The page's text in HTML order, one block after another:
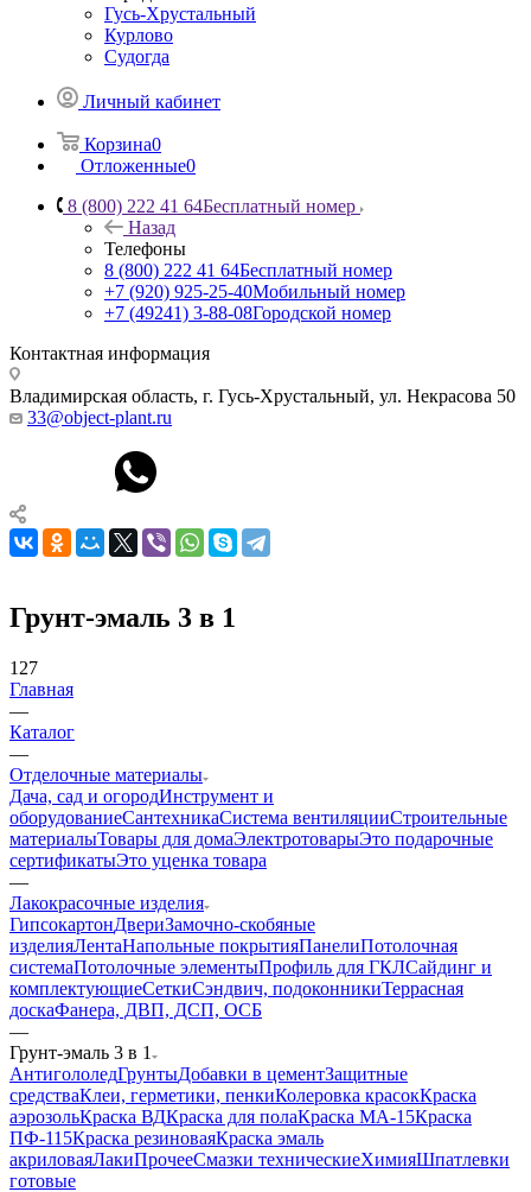
Гусь-Хрустальный
Курлово
Судогда
Личный кабинет
Корзина0
Отложенные0
8 (800) 222 41 64Бесплатный номер
Назад
Телефоны
8 (800) 222 41 64Бесплатный номер
+7 (920) 925-25-40Мобильный номер
+7 (49241) 3-88-08Городской номер
Контактная информация
Владимирская область, г. Гусь-Хрустальный, ул. Некрасова 50
33@object-plant.ru
Грунт-эмаль 3 в 1
127
Главная
—
Каталог
—
Отделочные материалы
Дача, сад и огородИнструмент и
оборудованиеСантехникаСистема вентиляцииСтроительные
материалыТовары для домаЭлектротоварыЭто подарочные
сертификатыЭто уценка товара
—
Лакокрасочные изделия
ГипсокартонДвериЗамочно-скобяные
изделияЛентаНапольные покрытияПанелиПотолочная
системаПотолочные элементыПрофиль для ГКЛСайдинг и
комплектующиеСеткиСэндвич, подоконникиТеррасная
доскаФанера, ДВП, ДСП, ОСБ
—
Грунт-эмаль 3 в 1
АнтигололедГрунтыДобавки в цементЗащитные
средстваКлеи, герметики, пенкиКолеровка красокКраска
аэрозольКраска ВДКраска для полаКраска МА-15Краска
ПФ-115Краска резиноваяКраска эмаль
акриловаяЛакиПрочееСмазки техническиеХимияШпатлевки
готовые